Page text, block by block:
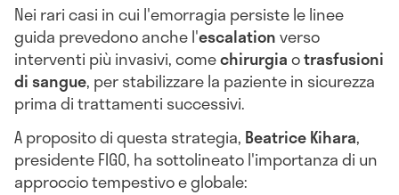
Nei rari casi in cui l'emorragia persiste le linee
guida prevedono anche l'escalationverso
interventi più invasivi, comechirurgiaotrasfusioni
di sangue, per stabilizzare la paziente in sicurezza
prima di trattamenti successivi.
A proposito di questa strategia, Beatrice Kihara,
presidente FIGO, ha sottolineato l'importanza di un
approccio tempestivo e globale: